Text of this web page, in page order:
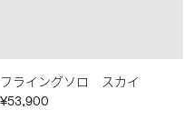
フライングソロ スカイ
¥53,900